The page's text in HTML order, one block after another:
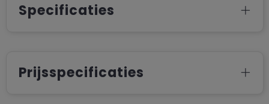
Specificaties
Prijsspecificaties